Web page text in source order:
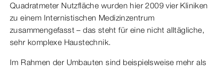
Quadratmeter Nutzfläche wurden hier 2009 vier Kliniken
zu einem Internistischen Medizinzentrum
zusammengefasst – das steht für eine nicht alltägliche,
sehr komplexe Haustechnik.
Im Rahmen der Umbauten sind beispielsweise mehr als